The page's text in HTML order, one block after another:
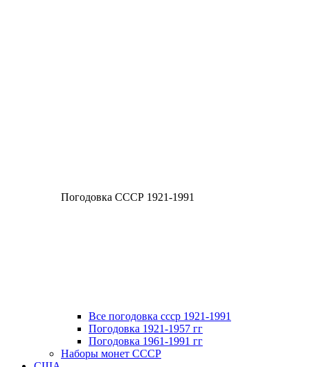
Погодовка СССР 1921-1991
Все погодовка ссср 1921-1991
Погодовка 1921-1957 гг
Погодовка 1961-1991 гг
Наборы монет СССР